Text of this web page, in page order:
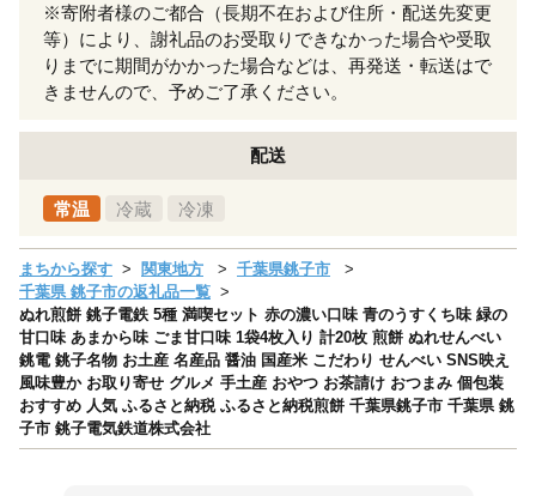
※寄附者様のご都合（長期不在および住所・配送先変更
等）により、謝礼品のお受取りできなかった場合や受取
りまでに期間がかかった場合などは、再発送・転送はで
きませんので、予めご了承ください。
配送
常温 冷蔵 冷凍
まちから探す 関東地方
千葉県銚子市
千葉県 銚子市の返礼品一覧
ぬれ煎餅 銚子電鉄 5種 満喫セット 赤の濃い口味 青のうすくち味 緑の
甘口味 あまから味 ごま甘口味 1袋4枚入り 計20枚 煎餅 ぬれせんべい
銚電 銚子名物 お土産 名産品 醤油 国産米 こだわり せんべい SNS映え
風味豊か お取り寄せ グルメ 手土産 おやつ お茶請け おつまみ 個包装
おすすめ 人気 ふるさと納税 ふるさと納税煎餅 千葉県銚子市 千葉県 銚
子市 銚子電気鉄道株式会社